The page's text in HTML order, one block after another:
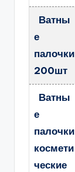
Ватны
е
палочки
200шт
Ватны
е
палочки
космети
ческие